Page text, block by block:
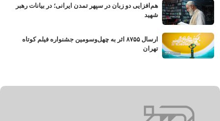
هم‌افزایی دو زبان در سپهر تمدن ایرانی؛ در بیانات رهبر
شهید
ارسال ۸۷۵۵ اثر به چهل‌وسومین جشنواره فیلم کوتاه
تهران